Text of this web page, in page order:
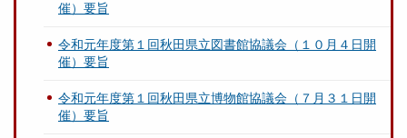
催）要旨
令和元年度第１回秋田県立図書館協議会（１０月４日開
催）要旨
令和元年度第１回秋田県立博物館協議会（７月３１日開
催）要旨